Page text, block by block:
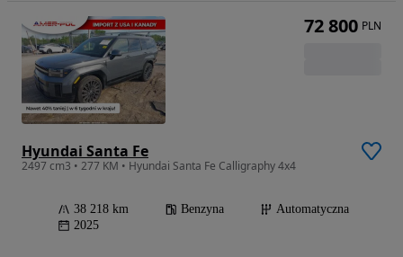
Hyundai Santa Fe
2497 cm3 • 277 KM • Hyundai Santa Fe Calligraphy 4x4
38 218 km Benzyna
Automatyczna
2025
72 800 PLN